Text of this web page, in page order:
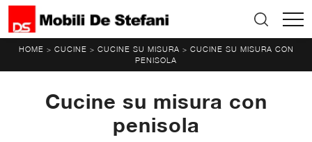
HOME > CUCINE > CUCINE SU MISURA > CUCINE SU MISURA CON
PENISOLA
Cucine su misura con
penisola